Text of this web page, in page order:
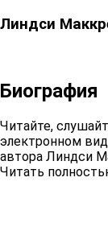
Линдси
Биография
Читайте,
электронном
автора Линдси
Читать